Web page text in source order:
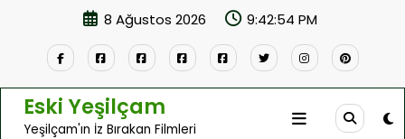
8 Ağustos 2026 9:42:55 PM
Eski Yeşilçam
Yeşilçam'ın İz Bırakan Filmleri